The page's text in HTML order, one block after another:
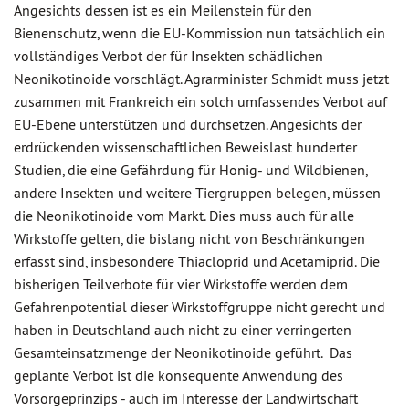
Angesichts dessen ist es ein Meilenstein für den
Bienenschutz, wenn die EU-Kommission nun tatsächlich ein
vollständiges Verbot der für Insekten schädlichen
Neonikotinoide vorschlägt. Agrarminister Schmidt muss jetzt
zusammen mit Frankreich ein solch umfassendes Verbot auf
EU-Ebene unterstützen und durchsetzen. Angesichts der
erdrückenden wissenschaftlichen Beweislast hunderter
Studien, die eine Gefährdung für Honig- und Wildbienen,
andere Insekten und weitere Tiergruppen belegen, müssen
die Neonikotinoide vom Markt. Dies muss auch für alle
Wirkstoffe gelten, die bislang nicht von Beschränkungen
erfasst sind, insbesondere Thiacloprid und Acetamiprid. Die
bisherigen Teilverbote für vier Wirkstoffe werden dem
Gefahrenpotential dieser Wirkstoffgruppe nicht gerecht und
haben in Deutschland auch nicht zu einer verringerten
Gesamteinsatzmenge der Neonikotinoide geführt. Das
geplante Verbot ist die konsequente Anwendung des
Vorsorgeprinzips - auch im Interesse der Landwirtschaft